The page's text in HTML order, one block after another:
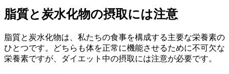
脂質と炭水化物の摂取には注意
脂質と炭水化物は、私たちの食事を構成する主要な栄養素の
ひとつです。どちらも体を正常に機能させるために不可欠な
栄養素ですが、ダイエット中の摂取には注意が必要です。